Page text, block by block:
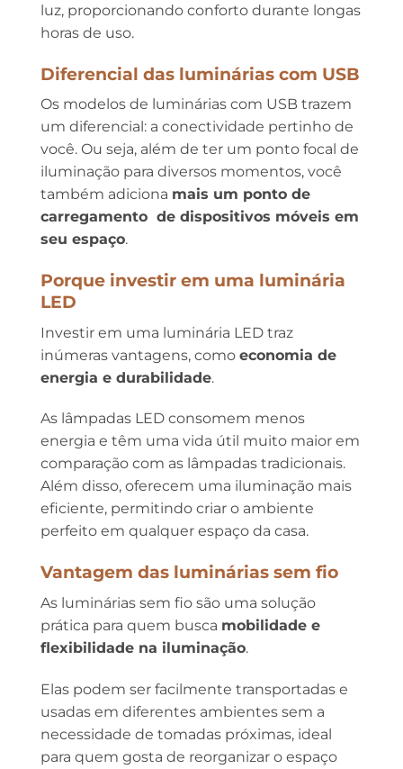
luz, proporcionando conforto durante longas
horas de uso.
Diferencial das luminárias com USB
Os modelos de luminárias com USB trazem
um diferencial: a conectividade pertinho de
você. Ou seja, além de ter um ponto focal de
iluminação para diversos momentos, você
também adiciona mais um ponto de
carregamento de dispositivos móveis em
seu espaço.
Porque investir em uma luminária
LED
Investir em uma luminária LED traz
inúmeras vantagens, como economia de
energia e durabilidade.
As lâmpadas LED consomem menos
energia e têm uma vida útil muito maior em
comparação com as lâmpadas tradicionais.
Além disso, oferecem uma iluminação mais
eficiente, permitindo criar o ambiente
perfeito em qualquer espaço da casa.
Vantagem das luminárias sem fio
As luminárias sem fio são uma solução
prática para quem busca mobilidade e
flexibilidade na iluminação.
Elas podem ser facilmente transportadas e
usadas em diferentes ambientes sem a
necessidade de tomadas próximas, ideal
para quem gosta de reorganizar o espaço